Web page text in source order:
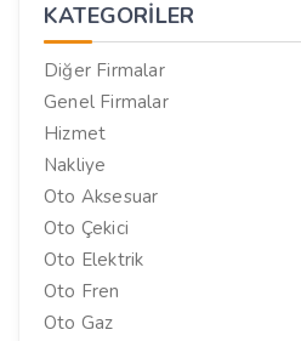
KATEGORILER
Diğer Firmalar
Genel Firmalar
Hizmet
Nakliye
Oto Aksesuar
Oto Çekici
Oto Elektrik
Oto Fren
Oto Gaz